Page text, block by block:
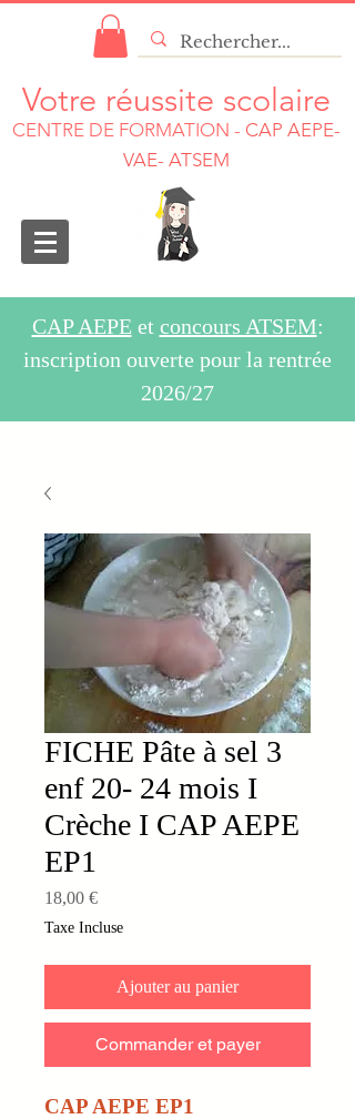
Votre réussite scolaire
CENTRE DE FORMATION - CAP AEPE-
VAE- ATSEM
CAP AEPEet concours ATSEM:
inscription ouverte pour la rentrée
2026/27
FICHE Pâte à sel 3
enf 20- 24 mois I
Crèche I CAP AEPE
EP1
18,00 €Prix
Taxe Incluse
Ajouter au panier
Commander et payer
CAP AEPE EP1